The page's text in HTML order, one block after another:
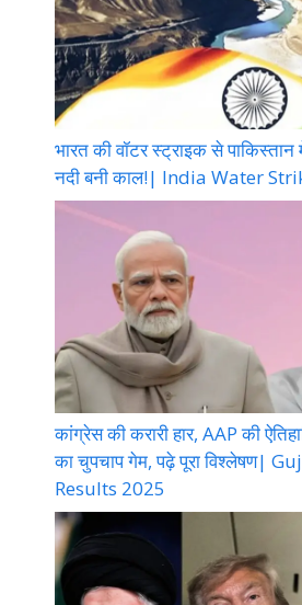
भारत की वॉटर स्ट्राइक से पाकिस्तान
नदी बनी काल!| India Water
कांग्रेस की करारी हार, AAP की
का चुपचाप गेम, पढ़े पूरा विश्लेषण|
Results 2025